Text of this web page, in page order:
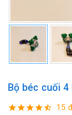
Bộ béc cuối
15